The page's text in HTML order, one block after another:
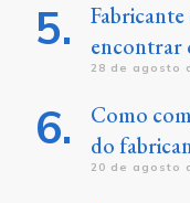
Fabricante
encontrar
28 de agosto
Como
do
20 de agosto